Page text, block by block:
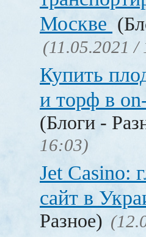
Москве
(11.05.2021 /
Купить
и торф в
(Блоги -
16:03)
Jet Сasino:
сайт в
Разное)